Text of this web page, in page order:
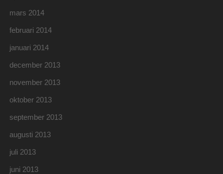
mars 2014
februari 2014
januari 2014
december 2013
november 2013
oktober 2013
september 2013
augusti 2013
juli 2013
juni 2013